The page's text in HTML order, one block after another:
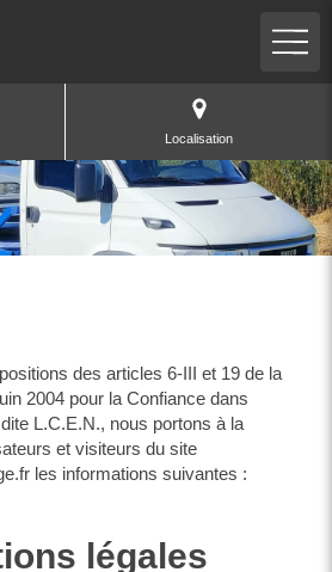
Localisation
des articles 6-III et 19 de la
2004 pour la Confiance dans
L.C.E.N., nous portons à la
et visiteurs du site
les informations suivantes :
légales